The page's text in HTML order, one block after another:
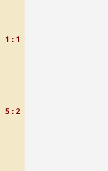
1 : 1
5 : 2